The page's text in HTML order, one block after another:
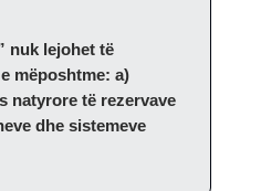
nuk lejohet të
mëposhtme: a)
natyrore të rezervave
dhe sistemeve